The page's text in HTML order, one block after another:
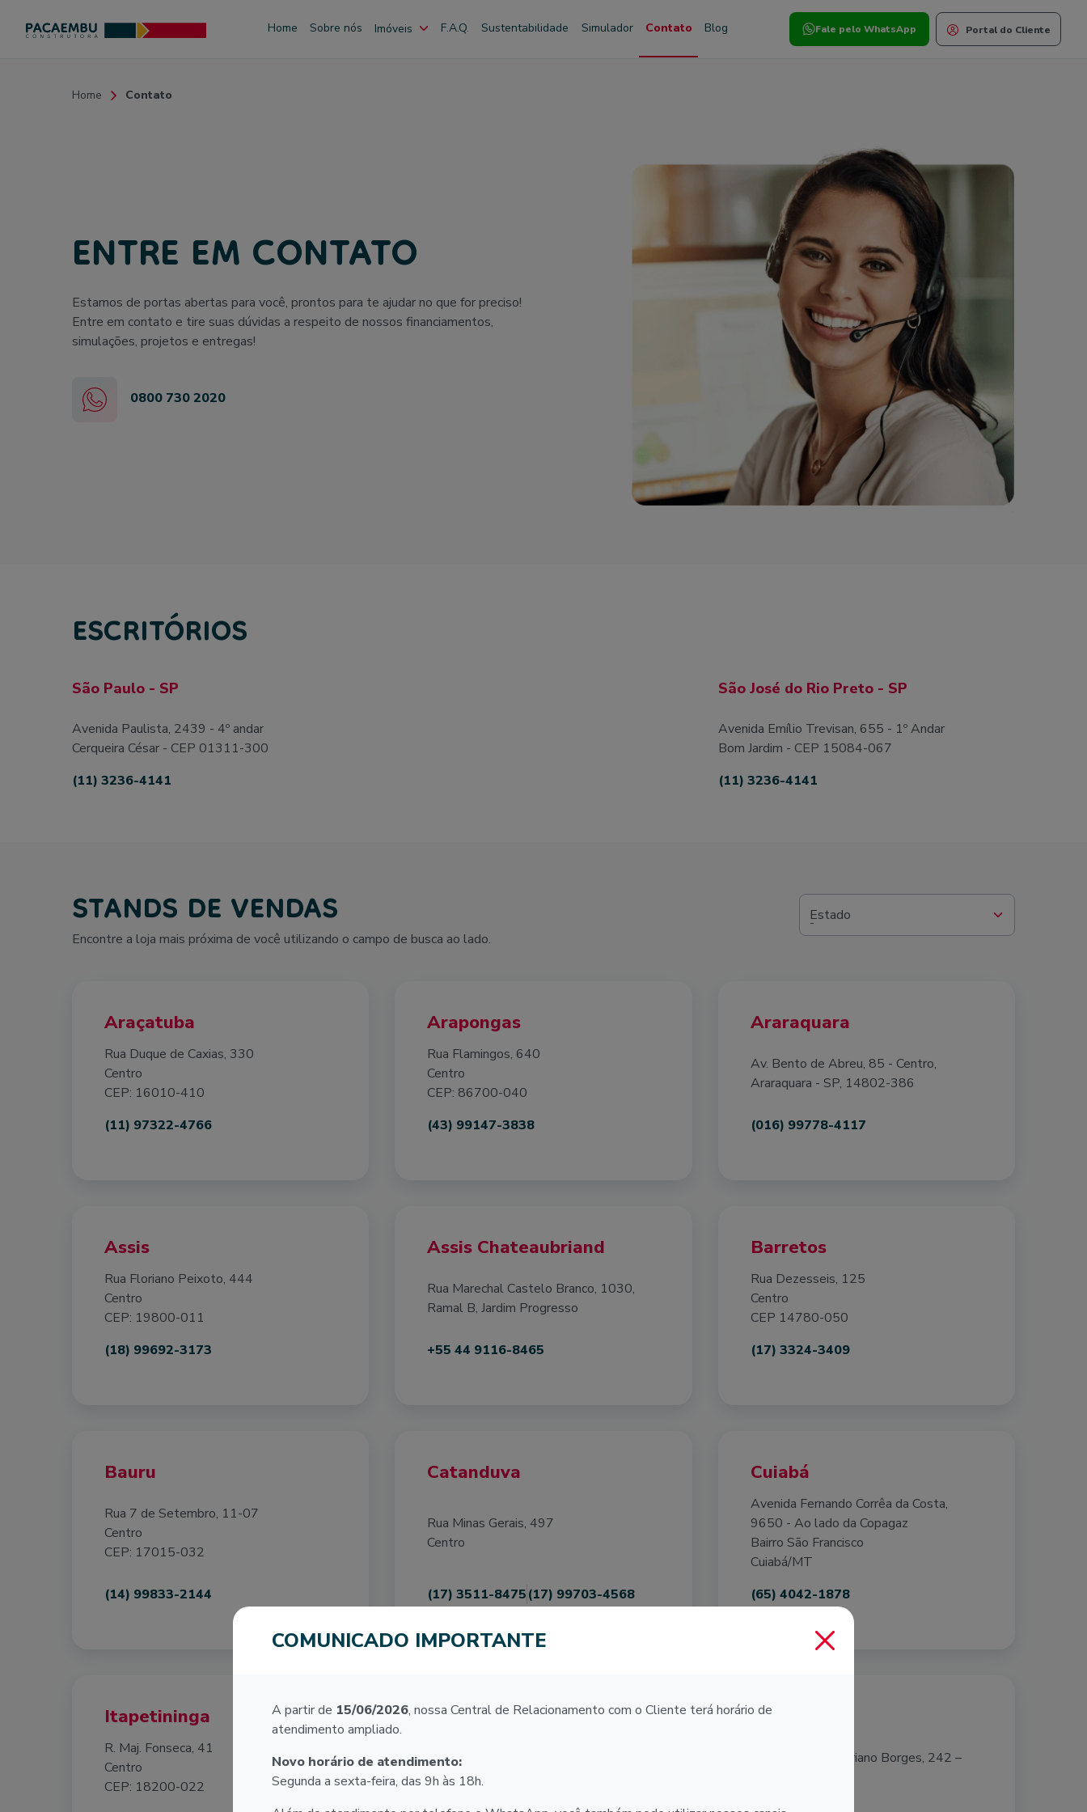
Home Sobre nós Imóveis F.A.Q. Sustentabilidade Simulador Contato Blog Fale pelo WhatsApp Portal do Cliente
COMUNICADO IMPORTANTE
A partir de 15/06/2026, nossa Central de Relacionamento com o Cliente terá horário de
atendimento ampliado.
Novo horário de atendimento:
Segunda a sexta-feira, das 9h às 18h.
Home Contato
ENTRE EM CONTATO
Estamos de portas abertas para você, prontos para te ajudar no que for preciso!
Entre em contato e tire suas dúvidas a respeito de nossos financiamentos,
simulações, projetos e entregas!
0800 730 2020
ESCRITÓRIOS
São Paulo - SP
Avenida Paulista, 2439 - 4º andar
Cerqueira César - CEP 01311-300
(11) 3236-4141
São José do Rio Preto - SP
Avenida Emílio Trevisan, 655 - 1º Andar
Bom Jardim - CEP 15084-067
(11) 3236-4141
STANDS DE VENDAS
Encontre a loja mais próxima de você utilizando o campo de busca ao lado.
Estado
Araçatuba
Rua Duque de Caxias, 330
Centro
CEP: 16010-410
(11) 97322-4766
Arapongas
Rua Flamingos, 640
Centro
CEP: 86700-040
(43) 99147-3838
Araraquara
Av. Bento de Abreu, 85 - Centro,
Araraquara - SP, 14802-386
(016) 99778-4117
Assis
Rua Floriano Peixoto, 444
Centro
CEP: 19800-011
(18) 99692-3173
Assis Chateaubriand
Rua Marechal Castelo Branco, 1030,
Ramal B, Jardim Progresso
+55 44 9116-8465
Barretos
Rua Dezesseis, 125
Centro
CEP 14780-050
(17) 3324-3409
Bauru
Rua 7 de Setembro, 11-07
Centro
CEP: 17015-032
(14) 99833-2144
Catanduva
Rua Minas Gerais, 497
Centro
(17) 3511-8475(17) 99703-4568
Cuiabá
Avenida Fernando Corrêa da Costa,
9650 - Ao lado da Copagaz
Bairro São Francisco
Cuiabá/MT
(65) 4042-1878
Itapetininga
R. Maj. Fonseca, 41
Centro
CEP: 18200-022
Ituiutaba
Av. Dezessete, 1.550
Centro
Lins
R. Voluntário Vitóriano Borges, 242 –